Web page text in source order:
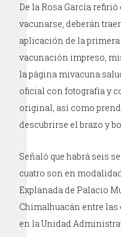
De la Rosa García
vacunarse, deberán
aplicación de la
vacunación impreso,
la página
oficial con fotografía y
original, así como
descubrirse el brazo y
Señaló que habrá seis
cuatro son en
Explanada de Palacio
Chimalhuacán entre las
en la Unidad